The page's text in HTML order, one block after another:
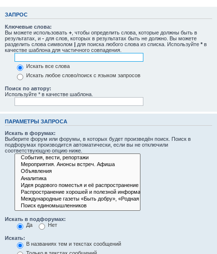
ЗАПРОС
Ключевые слова:
Вы можете использовать + , чтобы определить слова, которые должны быть в
результатах, и - для слов, которых в результатах быть не должно. Вы можете
разделить слова символом | для поиска любого слова из списка. Используйте * в
качестве шаблона для частичного совпадения.
Искать все слова
Искать любое слово/поиск с языком запросов
Поиск по автору:
Используйте * в качестве шаблона.
ПАРАМЕТРЫ ЗАПРОСА
Искать в форумах:
Выберите форум или форумы, в которых будет произведён поиск. Поиск в
подфорумах производится автоматически, если вы не отключили
соответствующую опцию ниже.
Искать в подфорумах:
Да
Нет
Искать:
В названиях тем и текстах сообщений